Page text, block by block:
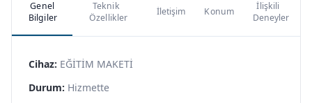
Genel
Bilgiler
Teknik
Özellikler
İletişim Konum
İlişkili
Deneyler
Cihaz: EĞİTİM MAKETİ
Durum: Hizmette